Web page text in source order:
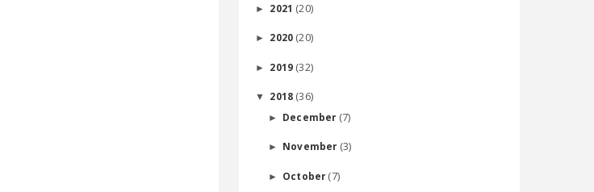
► 2021 (20)
► 2020 (20)
► 2019 (32)
▼ 2018 (36)
► December (7)
► November (3)
► October(7)